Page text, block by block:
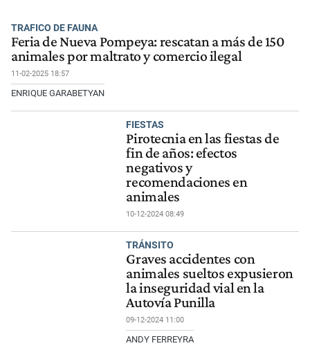
TRAFICO DE FAUNA
Feria de Nueva Pompeya: rescatan a más de 150
animales por maltrato y comercio ilegal
11-02-2025 18:57
ENRIQUE GARABETYAN
FIESTAS
Pirotecnia en las fiestas de
fin de años: efectos
negativos y
recomendaciones en
animales
10-12-2024 08:49
TRÁNSITO
Graves accidentes con
animales sueltos expusieron
la inseguridad vial en la
Autovía Punilla
09-12-2024 11:00
ANDY FERREYRA